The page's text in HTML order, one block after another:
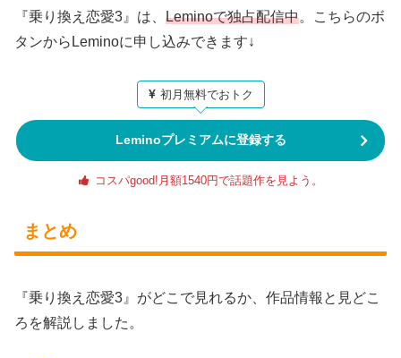
『乗り換え恋愛3』は、 Leminoで独占配信中。こちらのボ
タンからLeminoに申し込みできます↓
初月無料でおトク
Leminoプレミアムに登録する
コスパgood!月額1540円で話題作を見よう。
まとめ
『乗り換え恋愛3』がどこで見れるか、作品情報と見どこ
ろを解説しました。